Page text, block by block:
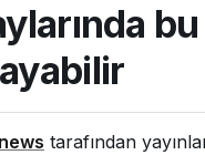
tarafından